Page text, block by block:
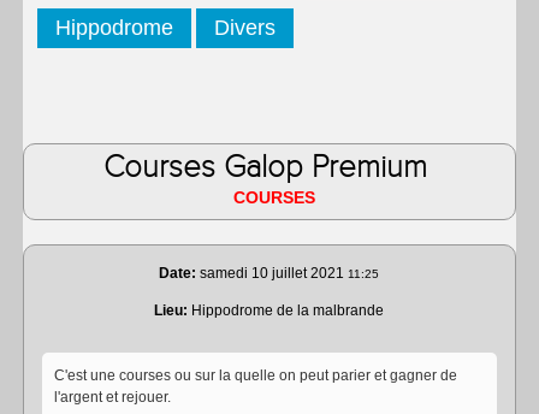
Hippodrome Divers
Courses Galop Premium
COURSES
Date: samedi 10 juillet 2021 11:25
Lieu: Hippodrome de la malbrande
C'est une courses ou sur la quelle on peut parier et gagner de
l'argent et rejouer.